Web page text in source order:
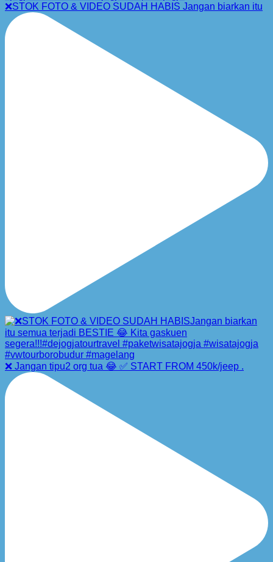
❌STOK FOTO & VIDEO SUDAH HABIS Jangan biarkan itu
❌ Jangan tipu2 org tua 😂 ✅ START FROM 450k/jeep .